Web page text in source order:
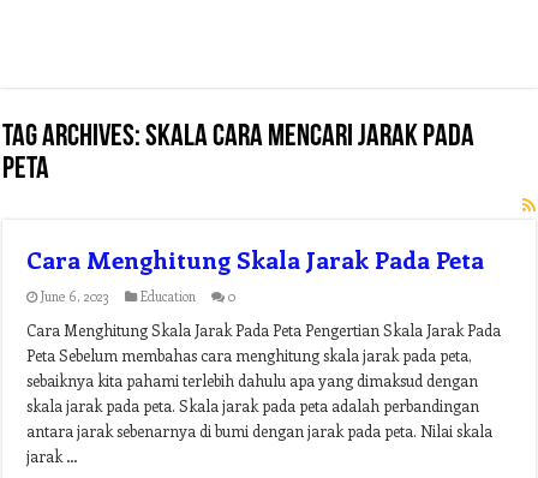
Tag Archives:skala cara mencari jarak pada
peta
Cara Menghitung Skala Jarak Pada Peta
June 6, 2023 Education 0
Cara Menghitung Skala Jarak Pada Peta Pengertian Skala Jarak Pada
Peta Sebelum membahas cara menghitung skala jarak pada peta,
sebaiknya kita pahami terlebih dahulu apa yang dimaksud dengan
skala jarak pada peta. Skala jarak pada peta adalah perbandingan
antara jarak sebenarnya di bumi dengan jarak pada peta. Nilai skala
jarak …